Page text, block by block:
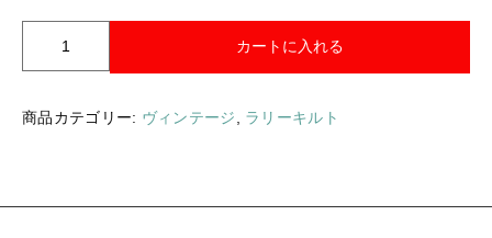
リ
キ
N
カートに入れる
商品カテゴリー: ヴィンテージ, ラリーキルト
雑貨
ラリーキルト
キリム
雑貨